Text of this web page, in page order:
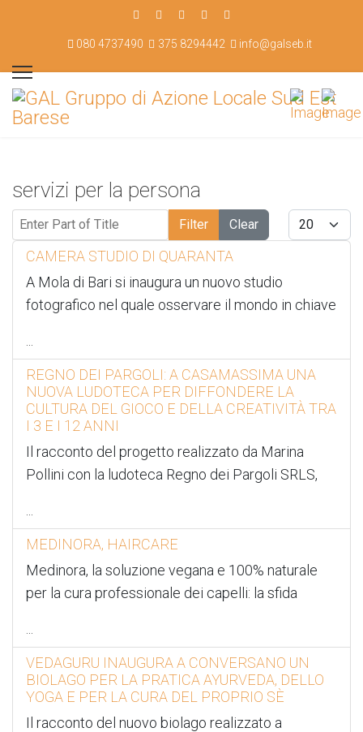
080 4737490 375 8294442 info@galseb.it
servizi per la persona
Enter Part of Title Filter Clear Display #
CAMERA STUDIO DI QUARANTA
A Mola di Bari si inaugura un nuovo studio
fotografico nel quale osservare il mondo in chiave
REGNO DEI PARGOLI: A CASAMASSIMA UNA
NUOVA LUDOTECA PER DIFFONDERE LA
CULTURA DEL GIOCO E DELLA CREATIVITÀ TRA
I 3 E I 12 ANNI
Il racconto del progetto realizzato da Marina
Pollini con la ludoteca Regno dei Pargoli SRLS,
MEDINORA, HAIRCARE
Medinora, la soluzione vegana e 100% naturale
per la cura professionale dei capelli: la sfida
VEDAGURU INAUGURA A CONVERSANO UN
BIOLAGO PER LA PRATICA AYURVEDA, DELLO
YOGA E PER LA CURA DEL PROPRIO SÈ
Il racconto del nuovo biolago realizzato a